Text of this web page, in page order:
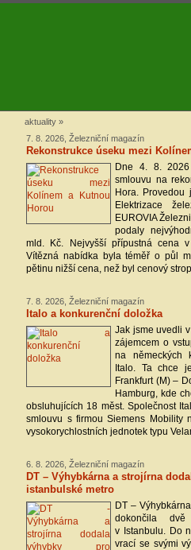
aktuality »
7. 8. 2026, Železniční magazín
Rekonstrukce úseku mezi
Dne 4. 8. 2026
smlouvu na
Hora. Provedou
Elektrizace
EUROVIA
podaly
mld. Kč. Nejvyšší přípustná cena
Vítězná nabídka byla téměř o půl
pětinu nižší cena, než byl cenový
7. 8. 2026, Železniční magazín
Italo a konkurenční doložka
Jak jsme uvedli
zájemcem o
na německých
Italo. Ta chce
Frankfurt (M) –
Hamburg, kde
obsluhujících 18 měst. Společnost
smlouvu s firmou Siemens Mobility
vysokorychlostních jednotek typu
6. 8. 2026, Železniční magazín
DT – Výhybkárna a strojírna
istanbulské metro
DT –
dokončila
v Istanbulu. Do
vrací se svými